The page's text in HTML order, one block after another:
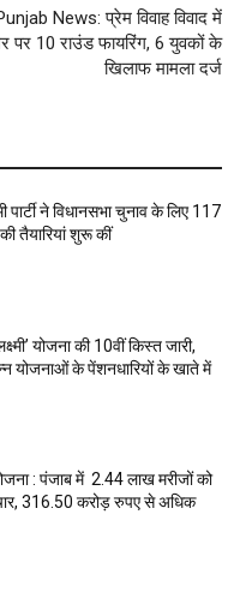
News: प्रेम विवाह विवाद में
पर 10 राउंड फायरिंग, 6 युवकों के
खिलाफ मामला दर्ज
ने विधानसभा चुनाव के लिए 117
तैयारियां शुरू कीं
योजना की 10वीं किस्त जारी,
योजनाओं के पेंशनधारियों के खाते में
: पंजाब में 2.44 लाख मरीजों को
316.50 करोड़ रुपए से अधिक